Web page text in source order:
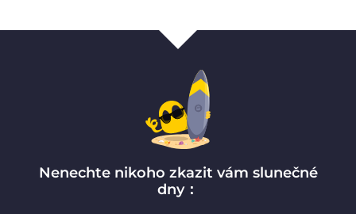
Nenechte nikoho zkazit vám slunečné
dny：